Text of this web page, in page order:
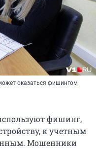
оказаться фишингом
фишинг,
к учетным
Мошенники